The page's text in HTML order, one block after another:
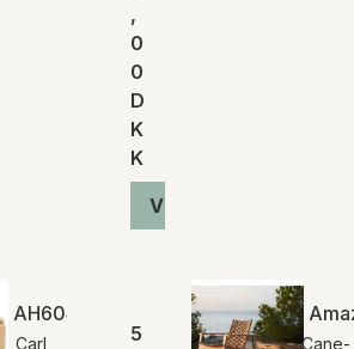
,
0
0
D
K
K
Vis produkt
AH604F | Outdoor Lounger
Carl
5
Cane-